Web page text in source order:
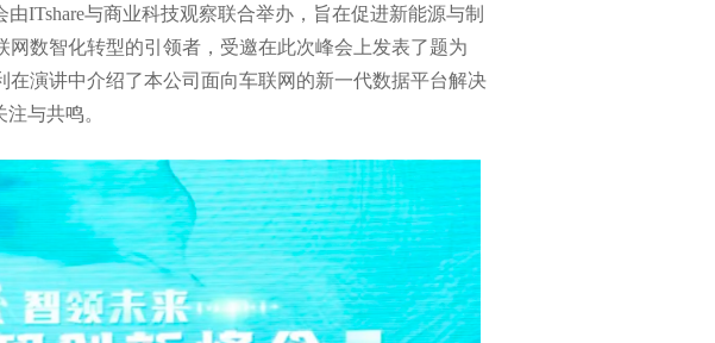
ITshare与商业科技观察联合举办，旨在促进新能源与制
数智化转型的引领者，受邀在此次峰会上发表了题为
在演讲中介绍了本公司面向车联网的新一代数据平台解决
与共鸣。